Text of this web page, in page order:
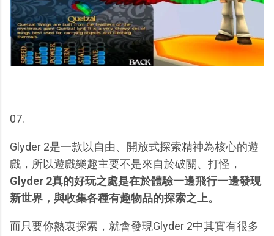
07.
Glyder 2是一款以自由、開放式探索精神為核心的遊
戲，所以遊戲樂趣主要不是來自於破關、打怪，
Glyder 2真的好玩之處是在於體驗一邊飛行一邊發現
新世界，與收集各種有趣物品的探索之上。
而只要你熱衷探索，就會發現Glyder 2中其實有很多